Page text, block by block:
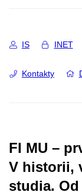
IS INET
Kontakty
FI MU –
V historii,
studia.